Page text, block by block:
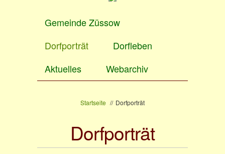
Gemeinde Züssow
Dorfporträt
Dorfleben
Aktuelles
Webarchiv
Startseite // Dorfporträt
Dorfporträt